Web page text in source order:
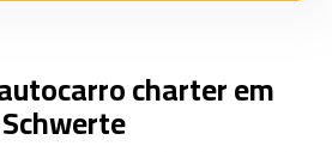
charter em
Schwerte